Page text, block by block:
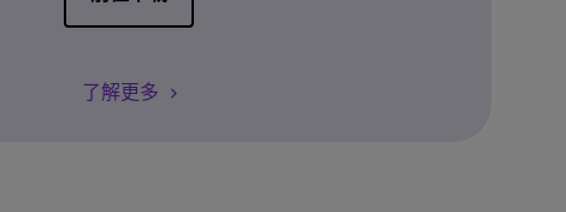
了解更多